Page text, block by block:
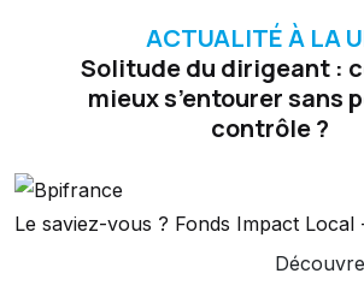
ACTUALITÉ À LA
Solitude du dirigeant :
mieux s’entourer sans
contrôle ?
Le saviez-vous ? Fonds Impact Local